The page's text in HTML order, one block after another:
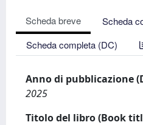
Scheda breve
Scheda
Scheda completa (DC)
Anno di pubblicazione
2025
Titolo del libro (Book